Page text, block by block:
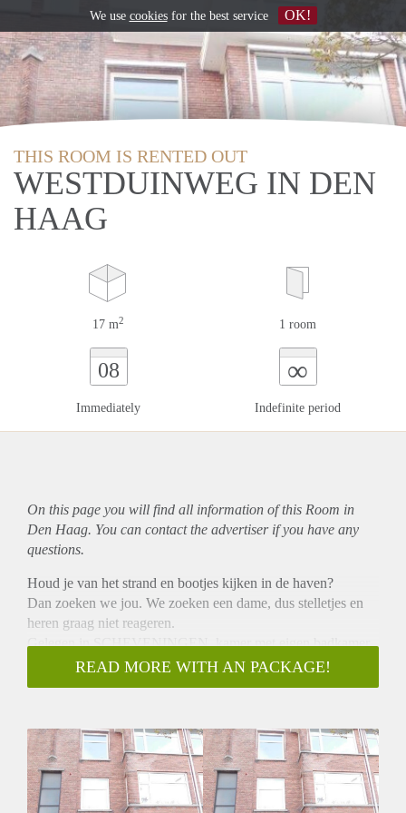
THIS ROOM IS RENTED OUT
WESTDUINWEG IN DEN
HAAG
17 m2 1 room
08
Immediately
∞
Indefinite period
On this page you will find all information of this Room in
Den Haag. You can contact the advertiser if you have any
questions.
Houd je van het strand en bootjes kijken in de haven?
Dan zoeken we jou. We zoeken een dame, dus stelletjes en
heren graag niet reageren.
Gelegen in SCHEVENINGEN, kamer met eigen badkamer
keuken DELEN met 2 andere dames
Portiek 1e etage – entree – gang met meterkast met de cv/ww
met een zwevend toilet, wastafel en douche – een
gezamenlijke (3 pers.) luxe “Siematic” keuken met rvs
ingebouwde “Constructa” apparatuur o.a. vaatwasser, oven,
gaskookplaat en afzuigkap, losse koelkast met vriezer (3
READ MORE WITH AN PACKAGE!
We use cookiesfor the best service OK!